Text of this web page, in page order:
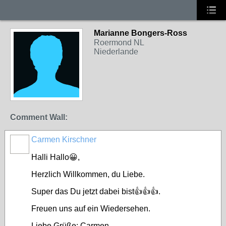
Marianne Bongers-Ross
Roermond NL
Niederlande
Comment Wall:
Carmen Kirschner
Halli Hallo😀,
Herzlich Willkommen, du Liebe.
Super das Du jetzt dabei bist👍👍👍.
Freuen uns auf ein Wiedersehen.